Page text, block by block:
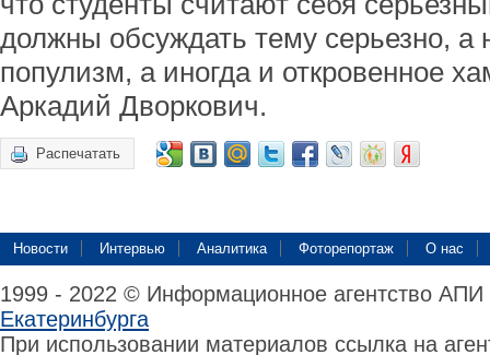
должны обсуждать тему серьезно, а
популизм, а иногда и откровенное
Аркадий Дворкович.
Распечатать
Новости Интервью Аналитика Фоторепортаж О нас
1999 - 2022 © Информационное агентство
Екатеринбурга
При использовании материалов ссылка на